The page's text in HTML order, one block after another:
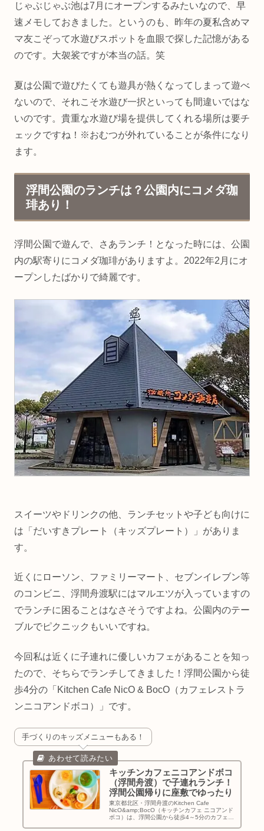
じゃぶじゃぶ池は7月にオープンするみたいなので、早
速メモしておきました。というのも、昨年の夏私含めマ
マ友こぞって水遊びスポットを血眼で探した記憶がある
のです。大袈裟ですが本当の話。笑
夏は公園で遊びたくても遊具が熱くなってしまって遊べ
ないので、それこそ水遊び一択といっても間違いではな
いのです。貴重な水遊び場を提供してくれる場所は要チ
ェックですね！※おむつが外れていることが条件になり
ます。
浮間公園のランチは？公園内にコメダ珈
琲あり！
浮間公園で遊んで、さあランチ！となった時には、公園
内の駅寄りにコメダ珈琲がありますよ。2022年2月にオ
ープンしたばかりで綺麗です。
スイーツやドリンクの他、ランチセットや子ども向けに
は「だいすきプレート（キッズプレート）」がありま
す。
近くにローソン、ファミリーマート、セブンイレブン等
のコンビニ、浮間舟渡駅にはマルエツが入っていますの
でランチに困ることはなさそうですよね。公園内のテー
ブルでピクニックもいいですね。
今回私は近くに子連れに優しいカフェがあることを知っ
たので、そちらでランチしてきました！浮間公園から徒
歩4分の「Kitchen Cafe NicO & BocO（カフェレストラ
ンニコアンドボコ）」です。
手づくりのキッズメニューもある！
キッチンカフェニコアンドボコ
（浮間舟渡）で子連れランチ！
浮間公園帰りに座敷でゆったり
東京都北区・浮間舟渡のKitchen Cafe
NicO&amp;BocO（キッチンカフェ ニコアンド
ボコ）は、浮間公園から徒歩4～5分のカフェで